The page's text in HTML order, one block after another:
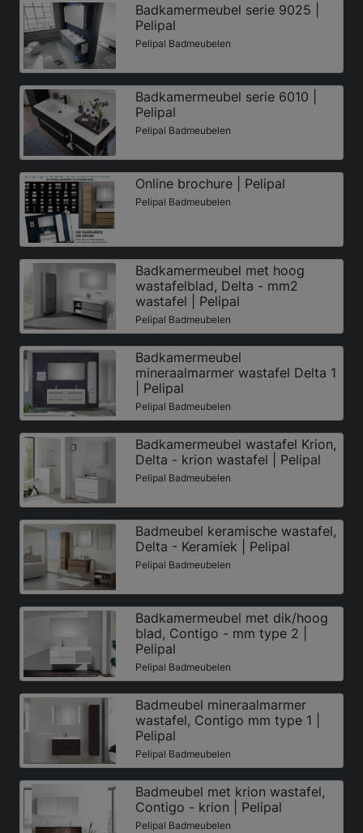
Badkamermeubel serie 9025 |
Pelipal
Pelipal Badmeubelen
Badkamermeubel serie 6010 |
Pelipal
Pelipal Badmeubelen
Online brochure | Pelipal
Pelipal Badmeubelen
Badkamermeubel met hoog
wastafelblad, Delta - mm2
wastafel | Pelipal
Pelipal Badmeubelen
Badkamermeubel
mineraalmarmer wastafel Delta 1
| Pelipal
Pelipal Badmeubelen
Badkamermeubel wastafel Krion,
Delta - krion wastafel | Pelipal
Pelipal Badmeubelen
Badmeubel keramische wastafel,
Delta - Keramiek | Pelipal
Pelipal Badmeubelen
Badkamermeubel met dik/hoog
blad, Contigo - mm type 2 |
Pelipal
Pelipal Badmeubelen
Badmeubel mineraalmarmer
wastafel, Contigo mm type 1 |
Pelipal
Pelipal Badmeubelen
Badmeubel met krion wastafel,
Contigo - krion | Pelipal
Pelipal Badmeubelen